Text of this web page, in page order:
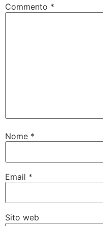
Commento *
Nome *
Email *
Sito web